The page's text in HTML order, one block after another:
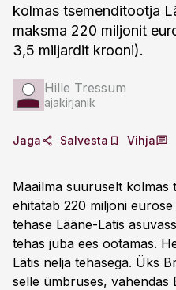
kolmas tsemenditootja
maksma 220 miljonit
3,5 miljardit krooni).
Hille Tressum
ajakirjanik
Jaga Salvesta Vihja
Maailma suuruselt kolmas
ehitatab 220 miljoni
tehase Lääne-Lätis
tehas juba ees ootamas.
Lätis nelja tehasega. Üks
selle ümbruses, vahendas